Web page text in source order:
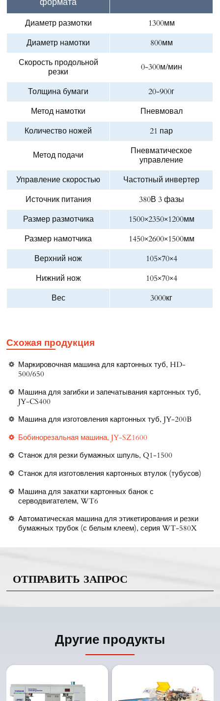
формата
Диаметр размотки
1300мм
Диаметр намотки
800мм
Скорость продольной
резки
0-300м/мин
Толщина бумаги
20-900г
Метод намотки
Пневмовал
Количество ножей
21 пар
Метод подачи
Пневматическое
управление
Управление скоростью
Частотный инвертер
Источник питания
380В 3 фазы
Размер размотчика
1500×2350×1200мм
Размер намотчика
1450×2600×1500мм
Верхний нож
105×70×4
Нижний нож
105×70×4
Вес
3000кг
Схожая продукция
Маркировочная машина для картонных туб, HD-
500/650
Машина для загибки и запечатывания картонных туб,
JY-CS400
Машина для изготовления картонных туб, JY-200B
Бобинорезальная машина, JY-SZ1600
Станок для резки бумажных шпуль, Q1-1500
Станок для изготовления картонных втулок (тубусов)
Машина для закатки картонных банок с
серводвигателем, WT6
Автоматическая машина для этикетирования и резки
бумажных трубок (с белым клеем), серия WT-580X
ОТПРАВИТЬ ЗАПРОС
Другие продукты